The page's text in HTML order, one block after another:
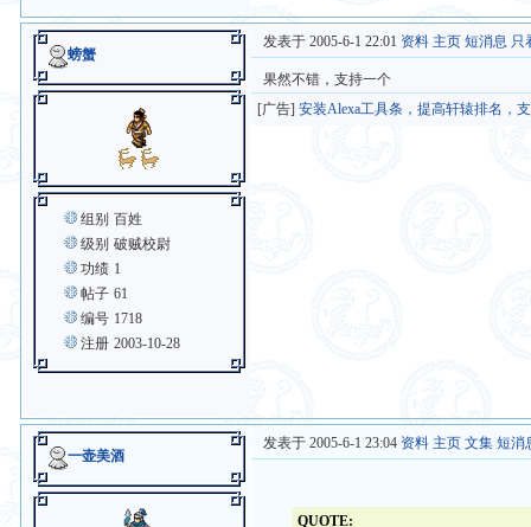
螃蟹
组别 百姓
级别 破贼校尉
功绩 1
帖子 61
编号 1718
注册 2003-10-28
发表于 2005-6-1 22:01 资料 主页 短消息 只
果然不错，支持一个
[广告]安装Alexa工具条，提高轩辕排名，
一壶美酒
发表于 2005-6-1 23:04 资料 主页 文集 短消
QUOTE: